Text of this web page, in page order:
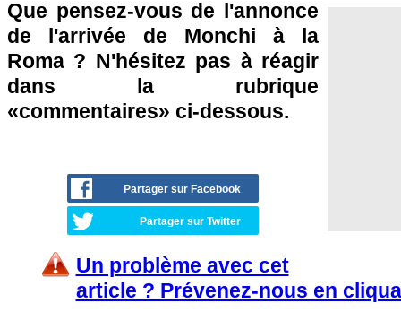
Que pensez-vous de l'annonce
de l'arrivée de Monchi à la
Roma ? N'hésitez pas à réagir
dans la rubrique
«commentaires» ci-dessous.
Partager sur Facebook
Partager sur Twitter
Un problème avec cet
article ? Prévenez-nous en